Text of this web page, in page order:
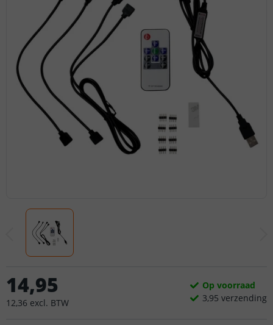
14,95
12,36 excl. BTW
Op voorraad
3,95 verzending